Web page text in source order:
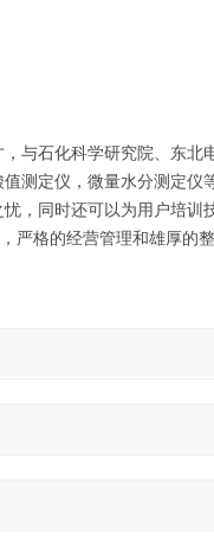
石化科学研究院、东北
测定仪，微量水分测定
，同时还可以为用户培
格的经营管理和雄厚的